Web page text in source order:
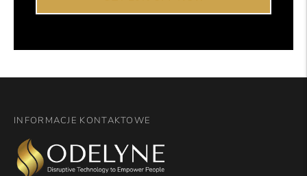
INFORMACJE KONTAKTOWE